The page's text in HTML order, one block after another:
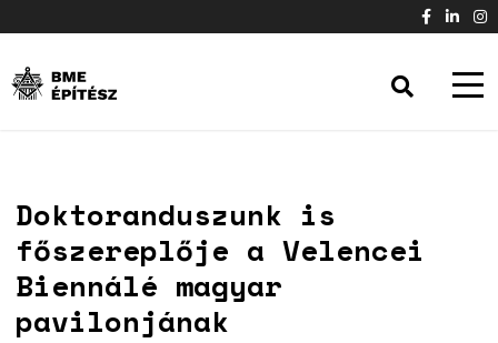
Doktoranduszunk is
főszereplője a Velencei
Biennálé magyar
pavilonjának